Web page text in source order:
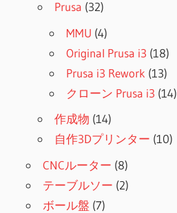
Prusa (32)
MMU (4)
Original Prusa i3 (18)
Prusa i3 Rework (13)
クローン Prusa i3 (14)
作成物 (14)
自作3Dプリンター (10)
CNCルーター (8)
テーブルソー (2)
ボール盤 (7)